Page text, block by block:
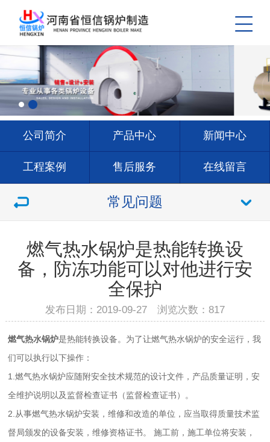
公司简介 产品中心 新闻中心
工程案例 售后服务 在线留言
联系我们 常见问题
燃气热水锅炉是热能转换设
备，防冻功能可以对他进行安
全保护
发布日期：2019-09-27 浏览次数： 817
燃气热水锅炉是热能转换设备。 为了让燃气热水锅炉的安全运行，我
们可以执行以下操作：
1.燃气热水锅炉应随附安全技术规范的设计文件，产品质量证明，安
全维护说明以及监督检查证书（监督检查证书）。
2.从事燃气热水锅炉安装，维修和改造的单位，应当取得质量技术监
督局颁发的设备安装，维修资格证书。 施工前，施工单位将安装，